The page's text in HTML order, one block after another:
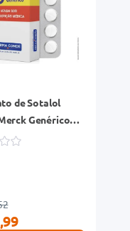
de Sotalol
Genérico
30 Comprimidos